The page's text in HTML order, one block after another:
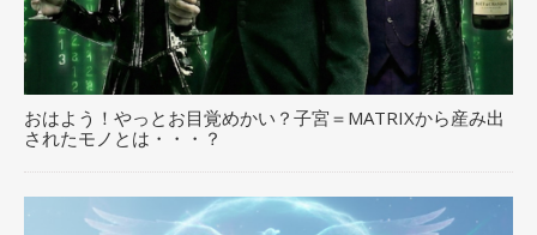
おはよう！やっとお目覚めかい？子宮＝MATRIXから産み出
されたモノとは・・・？